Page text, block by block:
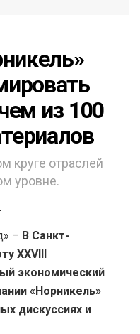
из 100
круге отраслей
уровне.
– В Санкт-
XXVIII
экономический
«Норникель»
дискуссиях и